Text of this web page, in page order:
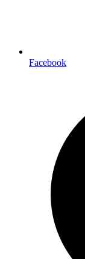
Facebook